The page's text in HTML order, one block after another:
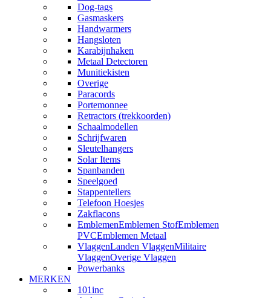
Dog-tags
Gasmaskers
Handwarmers
Hangsloten
Karabijnhaken
Metaal Detectoren
Munitiekisten
Overige
Paracords
Portemonnee
Retractors (trekkoorden)
Schaalmodellen
Schrijfwaren
Sleutelhangers
Solar Items
Spanbanden
Speelgoed
Stappentellers
Telefoon Hoesjes
Zakflacons
EmblemenEmblemen StofEmblemen
PVCEmblemen Metaal
VlaggenLanden VlaggenMilitaire
VlaggenOverige Vlaggen
Powerbanks
MERKEN
101inc